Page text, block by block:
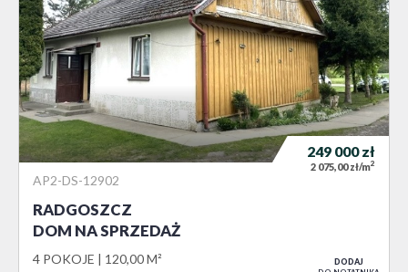
AP2-DS-12902
RADGOSZCZ
DOM NA SPRZEDAŻ
4 POKOJE 120,00 M²
249 000zł
2 075,00 zł/m2
DODAJ